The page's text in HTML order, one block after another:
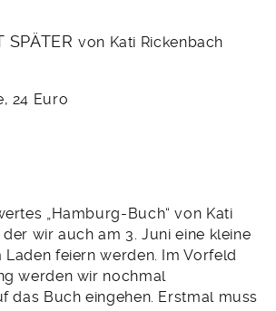
SPÄTERvon Kati Rickenbach
24 Euro
„Hamburg-Buch“ von Kati
wir auch am 3. Juni eine kleine
Laden feiern werden. Im Vorfeld
werden wir nochmal
das Buch eingehen. Erstmal muss